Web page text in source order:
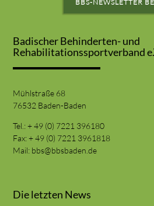
BBS-NEWSLETTER
Badischer Behinderten- und
Rehabilitationssportverband
Mühlstraße 68
76532 Baden-Baden
Tel.: + 49 (0) 7221 396180
Fax: + 49 (0) 7221 3961818
Mail: bbs@bbsbaden.de
Die letzten News